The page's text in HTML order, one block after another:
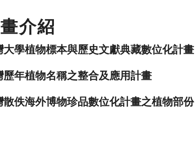
介紹
大學植物標本與歷史文獻典藏數位化計畫
歷年植物名稱之整合及應用計畫
散佚海外博物珍品數位化計畫之植物部份